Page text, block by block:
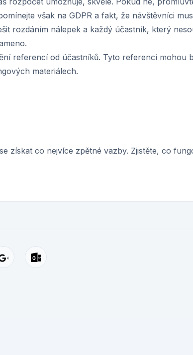
však na GDPR a fakt, že návštěvníci
rozdáním nálepek a každý účastník, který
referencí od účastníků. Tyto referencí mohou
materiálech.
získat co nejvíce zpětné vazby. Zjistěte, co